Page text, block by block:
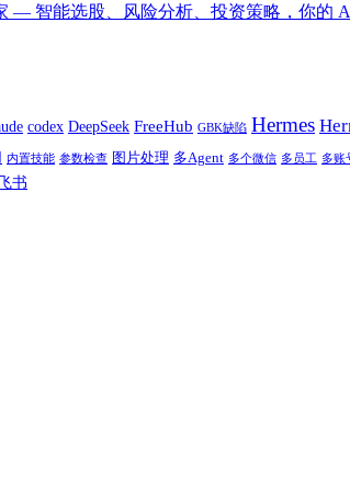
— 智能选股、风险分析、投资策略，你的
codex DeepSeek FreeHub GBK缺陷 Hermes
内置技能 参数检查 图片处理 多Agent 多个微信 多员工 多账
书